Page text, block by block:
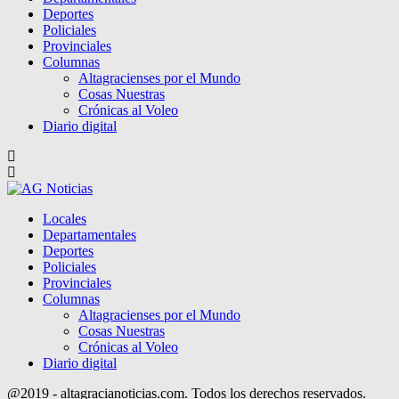
Deportes
Policiales
Provinciales
Columnas
Altagracienses por el Mundo
Cosas Nuestras
Crónicas al Voleo
Diario digital
Locales
Departamentales
Deportes
Policiales
Provinciales
Columnas
Altagracienses por el Mundo
Cosas Nuestras
Crónicas al Voleo
Diario digital
@2019 - altagracianoticias.com. Todos los derechos reservados.